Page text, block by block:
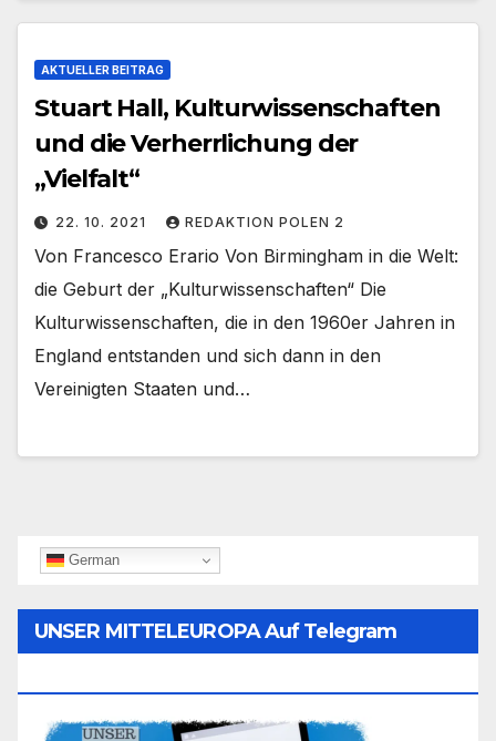
AKTUELLER BEITRAG
Stuart Hall, Kulturwissenschaften
und die Verherrlichung der
„Vielfalt“
22. 10. 2021 REDAKTION POLEN 2
Von Francesco Erario Von Birmingham in die Welt:
die Geburt der „Kulturwissenschaften“ Die
Kulturwissenschaften, die in den 1960er Jahren in
England entstanden und sich dann in den
Vereinigten Staaten und…
German
UNSER MITTELEUROPA Auf Telegram